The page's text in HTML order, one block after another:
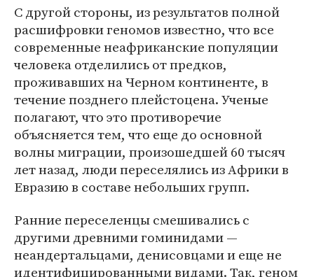
С другой стороны, из результатов полной
расшифровки геномов известно, что все
современные неафриканские популяции
человека отделились от предков,
проживавших на Черном континенте, в
течение позднего плейстоцена. Ученые
полагают, что это противоречие
объясняется тем, что еще до основной
волны миграции, произошедшей 60 тысяч
лет назад, люди переселялись из Африки в
Евразию в составе небольших групп.
Ранние переселенцы смешивались с
другими древними гоминидами —
неандертальцами, денисовцами и еще не
идентифицированными видами. Так, геном